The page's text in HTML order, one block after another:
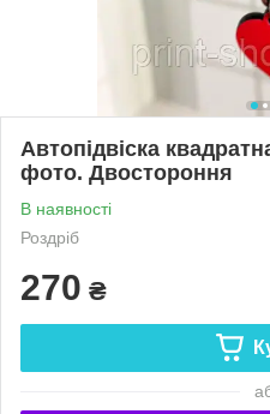
Автопідвіска
фото. Двостороння
В наявності
Роздріб
270 ₴